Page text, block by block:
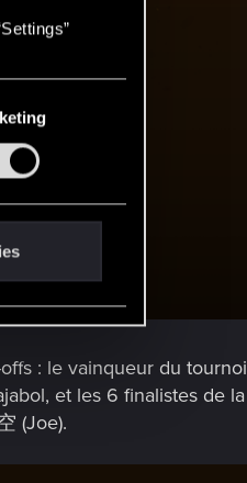
: le vainqueur du tournoi
et les 6 finalistes de la
(Joe).